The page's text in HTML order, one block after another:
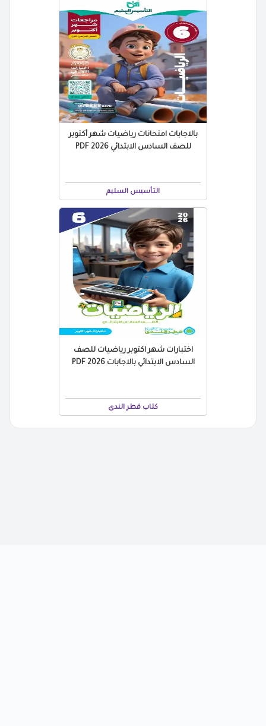
بالاجابات امتحانات رياضيات شهر أكتوبر
للصف السادس الابتدائي 2026 PDF
التأسيس السليم
اختبارات شهر اكتوبر رياضيات للصف
السادس الابتدائي بالاجابات 2026 PDF
كتاب قطر الندى